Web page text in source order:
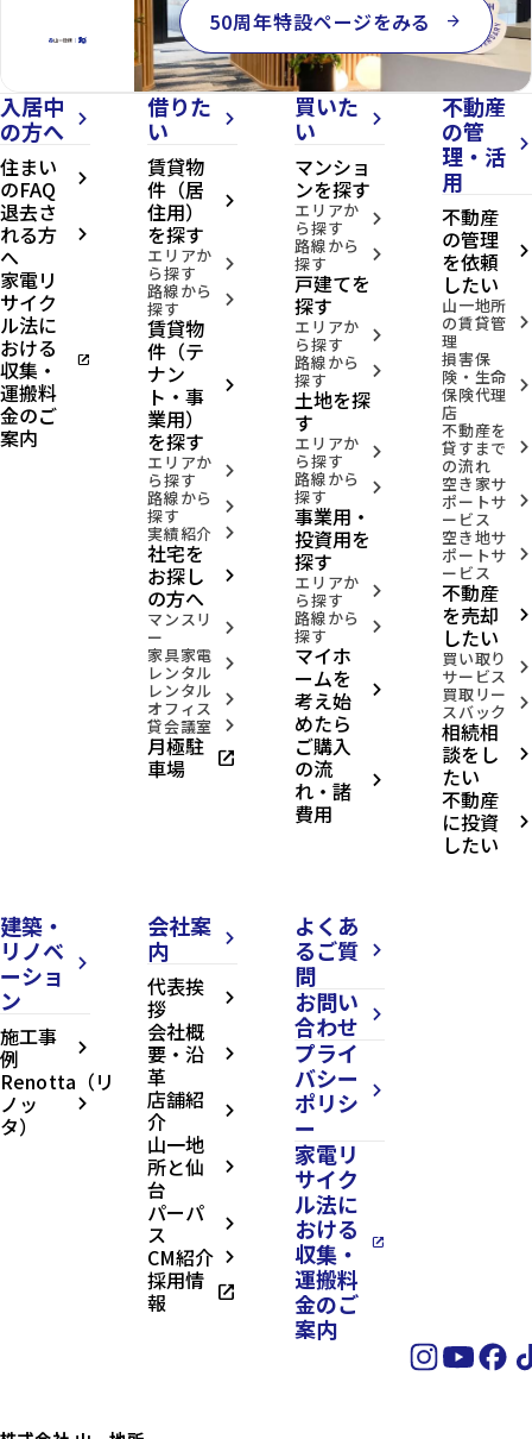
50周年特設ページをみる arrow_forward
入居中
の方へ
arrow_forward_ios
住まい
のFAQ arrow_forward_ios
退去さ
れる方
へ
arrow_forward_ios
家電リ
サイク
ル法に
おける
収集・
運搬料
金のご
案内
open_in_new
借りた
い
arrow_forward_ios
賃貸物
件（居
住用）
を探す
arrow_forward_ios
エリアか
ら探す arrow_forward_ios
路線から
探す arrow_forward_ios
賃貸物
件（テ
ナン
ト・事
業用）
を探す
arrow_forward_ios
エリアか
ら探す arrow_forward_ios
路線から
探す arrow_forward_ios
実績紹介 arrow_forward_ios
社宅を
お探し
の方へ
arrow_forward_ios
マンスリ
ー arrow_forward_ios
家具家電
レンタル arrow_forward_ios
レンタル
オフィス arrow_forward_ios
貸会議室 arrow_forward_ios
月極駐
車場 open_in_new
買いた
い
arrow_forward_ios
マンショ
ンを探す
エリアか
ら探す arrow_forward_ios
路線から
探す arrow_forward_ios
戸建てを
探す
エリアか
ら探す arrow_forward_ios
路線から
探す arrow_forward_ios
土地を探
す
エリアか
ら探す arrow_forward_ios
路線から
探す arrow_forward_ios
事業用・
投資用を
探す
エリアか
ら探す arrow_forward_ios
路線から
探す arrow_forward_ios
マイホ
ームを
考え始
めたら
arrow_forward_ios
ご購入
の流
れ・諸
費用
arrow_forward_ios
不動産
の管
理・活
用
arrow_forward_ios
不動産
の管理
を依頼
したい
arrow_forward_ios
山一地所
の賃貸管
理
arrow_forward_ios
損害保
険・生命
保険代理
店
arrow_forward_ios
不動産を
貸すまで
の流れ
arrow_forward_ios
空き家サ
ポートサ
ービス
arrow_forward_ios
空き地サ
ポートサ
ービス
arrow_forward_ios
不動産
を売却
したい
arrow_forward_ios
買い取り
サービス arrow_forward_ios
買取リー
スバック arrow_forward_ios
相続相
談をし
たい
arrow_forward_ios
不動産
に投資
したい
arrow_forward_ios
建築・
リノベ
ーショ
ン
arrow_forward_ios
施工事
例 arrow_forward_ios
Renotta（リ
ノッ
タ）
arrow_forward_ios
会社案
内
arrow_forward_ios
代表挨
拶 arrow_forward_ios
会社概
要・沿
革
arrow_forward_ios
店舗紹
介 arrow_forward_ios
山一地
所と仙
台
arrow_forward_ios
パーパ
ス arrow_forward_ios
CM紹介 arrow_forward_ios
採用情
報 open_in_new
よくあ
るご質
問
arrow_forward_ios
お問い
合わせ
arrow_forward_ios
プライ
バシー
ポリシ
ー
arrow_forward_ios
家電リ
サイク
ル法に
おける
収集・
運搬料
金のご
案内
open_in_new